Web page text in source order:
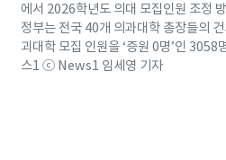
에서 2026학년도 의대 모집인원 조정
정부는 전국 40개 의과대학 총장들의
괴대학 모집 인원을 ‘증원 0명’인
스1 ⓒ News1 임세영 기자